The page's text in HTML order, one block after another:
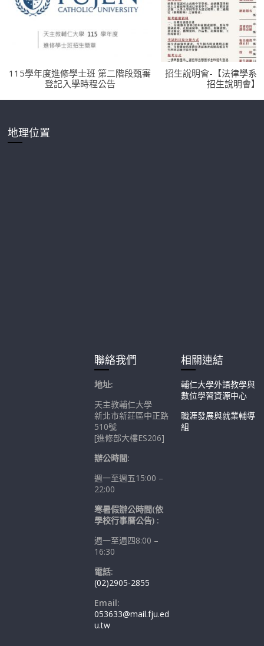
115學年度進修學士班 第二階段甄審
登記入學時程公告
招生說明會-【法律學系
招生說明會】
地理位置
聯絡我們
地址:
天主教輔仁大學
新北市新莊區中正路
510號
[進修部大樓ES206]
辦公時間:
週一至週五15:00 –
22:00
寒暑假辦公時間(依
學校行事曆公告) :
週一至週四8:00 –
16:30
電話:
(02)2905-2855
Email:
053633@mail.fju.ed
u.tw
相關連結
輔仁大學外語教學與
數位學習資源中心
職涯發展與就業輔導
組